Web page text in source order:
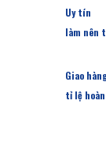
Uy tín
làm nên
Giao
tỉ lệ